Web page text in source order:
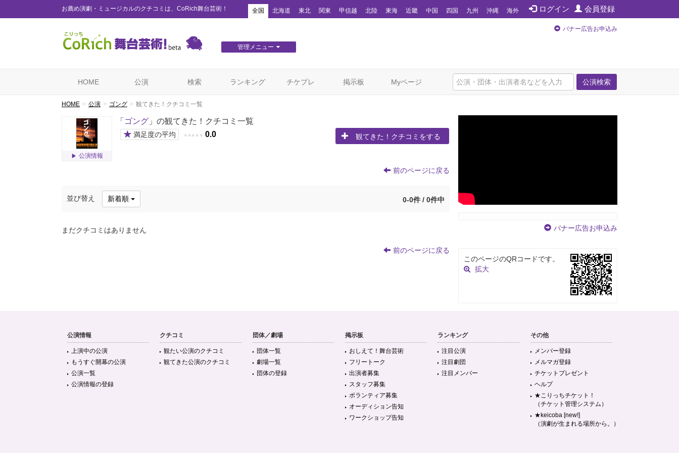
お薦め演劇・ミュージカルのクチコミは、CoRich舞台芸術！ ログイン 会員登録
全国 北海道 東北 関東 甲信越 北陸 東海 近畿 中国 四国 九州 沖縄 海外
管理メニュー
バナー広告お申込み
公演検索
HOME 公演 検索 ランキング チケプレ 掲示板 Myページ
HOME 公演 ゴング 観てきた！クチコミ一覧
公演情報
「 ゴング 」の観てきた！クチコミ一覧
★ 満足度の平均 ★ ★ ★ ★ ★ 0.0 観てきた！クチコミをする
前のページに戻る
並び替え 新着順 0-0件 / 0件中
まだクチコミはありません
前のページに戻る
バナー広告お申込み
このページのQRコードです。
拡大
公演情報
上演中の公演
もうすぐ開幕の公演
公演一覧
公演情報の登録
クチコミ
観たい公演のクチコミ
観てきた公演のクチコミ
団体／劇場
団体一覧
劇場一覧
団体の登録
掲示板
おしえて！舞台芸術
フリートーク
出演者募集
スタッフ募集
ボランティア募集
オーディション告知
ワークショップ告知
ランキング
注目公演
注目劇団
注目メンバー
その他
メンバー登録
メルマガ登録
チケットプレゼント
ヘルプ
★こりっちチケット！
（チケット管理システム）
★keicoba [new!]
（演劇が生まれる場所から。）